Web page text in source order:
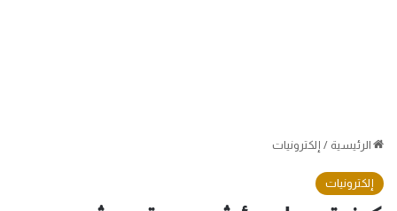
الرئيسية / إلكترونيات
إلكترونيات